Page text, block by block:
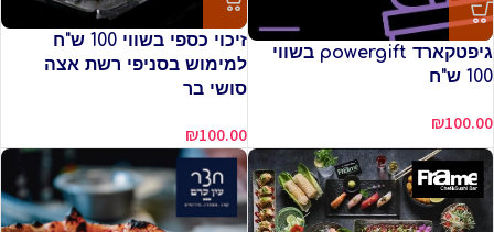
גיפטקארד powergift בשווי
100 ש"ח
₪100.00
זיכוי כספי בשווי 100 ש"ח
למימוש בסניפי רשת אצה
סושי בר
₪100.00